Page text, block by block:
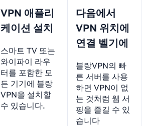
VPN 애플리
케이션 설치
스마트 TV 또는
와이파이 라우
터를 포함한 모
든 기기에 블랑
VPN을 설치할
수 있습니다.
다음에서
VPN 위치에
연결 벨기에
블랑VPN의 빠
른 서버를 사용
하면 VPN이 없
는 것처럼 웹 서
핑을 즐길 수 있
습니다